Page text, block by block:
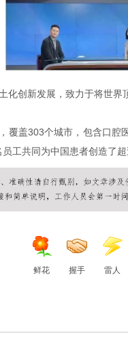
化创新发展，致力于将世
覆盖303个城市，包含口
工共同为中国患者创造了
鲜花 握手 雷人